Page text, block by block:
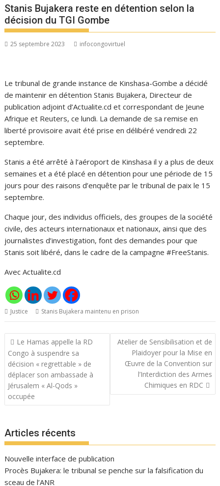
Stanis Bujakera reste en détention selon la
décision du TGI Gombe
25 septembre 2023 infocongovirtuel
Le tribunal de grande instance de Kinshasa-Gombe a décidé
de maintenir en détention Stanis Bujakera, Directeur de
publication adjoint d’Actualite.cd et correspondant de Jeune
Afrique et Reuters, ce lundi. La demande de sa remise en
liberté provisoire avait été prise en délibéré vendredi 22
septembre.
Stanis a été arrêté à l’aéroport de Kinshasa il y a plus de deux
semaines et a été placé en détention pour une période de 15
jours pour des raisons d’enquête par le tribunal de paix le 15
septembre.
Chaque jour, des individus officiels, des groupes de la société
civile, des acteurs internationaux et nationaux, ainsi que des
journalistes d’investigation, font des demandes pour que
Stanis soit libéré, dans le cadre de la campagne #FreeStanis.
Avec Actualite.cd
Justice Stanis Bujakera maintenu en prison
Navigation
de
l’article
Le Hamas appelle la RD
Congo à suspendre sa
décision « regrettable » de
déplacer son ambassade à
Jérusalem « Al-Qods »
occupée
Atelier de Sensibilisation et de
Plaidoyer pour la Mise en
Œuvre de la Convention sur
l’Interdiction des Armes
Chimiques en RDC
Articles récents
Nouvelle interface de publication
Procès Bujakera: le tribunal se penche sur la falsification du
sceau de l’ANR